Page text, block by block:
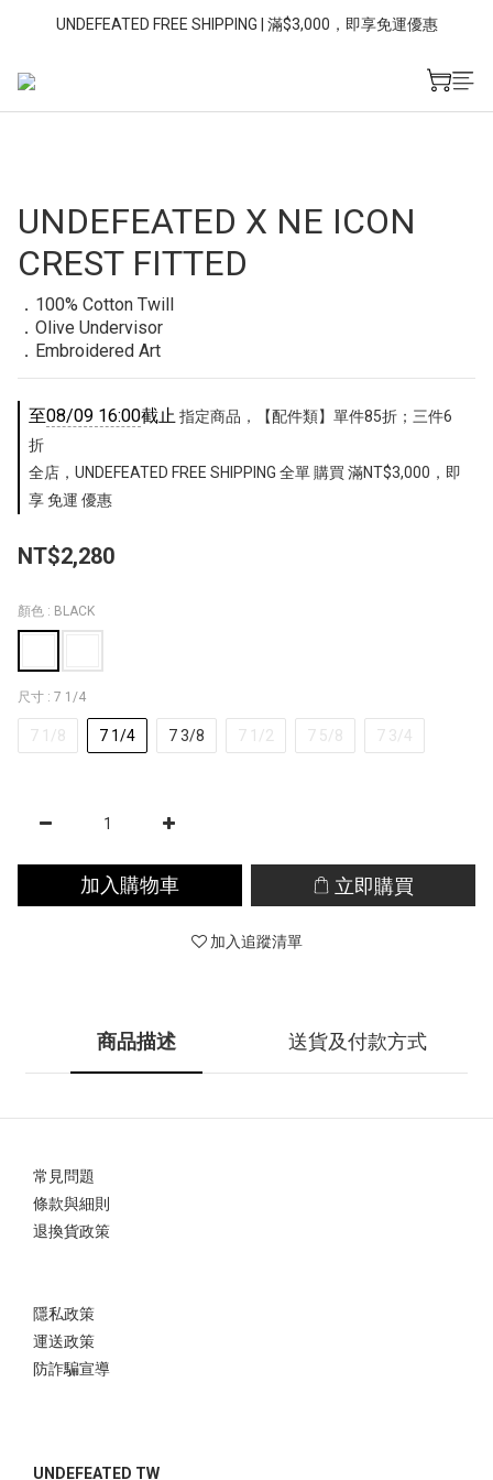
UNDEFEATED FREE SHIPPING | 滿$3,000，即享免運優惠
UNDEFEATED X NE ICON
CREST FITTED
．100% Cotton Twill
．Olive Undervisor
．Embroidered Art
至08/09 16:00截止 指定商品，【配件類】單件85折；三件6
折
全店，UNDEFEATED FREE SHIPPING 全單 購買 滿NT$3,000，即
享 免運 優惠
NT$2,280
顏色 : BLACK
尺寸 : 7 1/4
7 1/8 7 1/4 7 3/8 7 1/2 7 5/8 7 3/4
加入購物車 立即購買
加入追蹤清單
商品描述 送貨及付款方式
常見問題
條款與細則
退換貨政策
隱私政策
運送政策
防詐騙宣導
UNDEFEATED TW